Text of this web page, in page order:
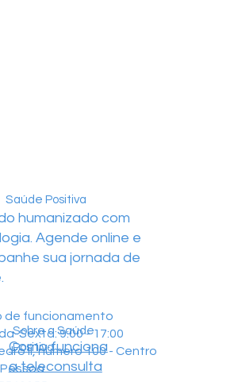
humanizado com
Agende online e
sua jornada de
de funcionamento
Sexta: 9:00 - 17:00
II, número 100 - Centro
Sobre a Saúde
Positiva
Como funciona
a teleconsulta
Saúde Positiva